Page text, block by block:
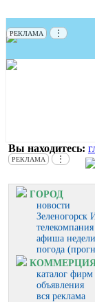
РЕКЛАМА ⋮
Вы находитесь:
РЕКЛАМА ⋮
ГОРОД
новости
афиша недели
погода
каталог фирм
объявления
вся реклама